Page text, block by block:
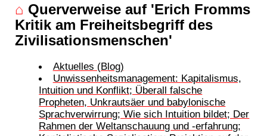
⌂ Querverweise auf 'Erich Fromms
Kritik am Freiheitsbegriff des
Zivilisationsmenschen'
Aktuelles (Blog)
Unwissenheitsmanagement: Kapitalismus,
Intuition und Konflikt; Überall falsche
Propheten, Unkrautsäer und babylonische
Sprachverwirrung; Wie sich Intuition bildet; Der
Rahmen der Weltanschauung und -erfahrung;